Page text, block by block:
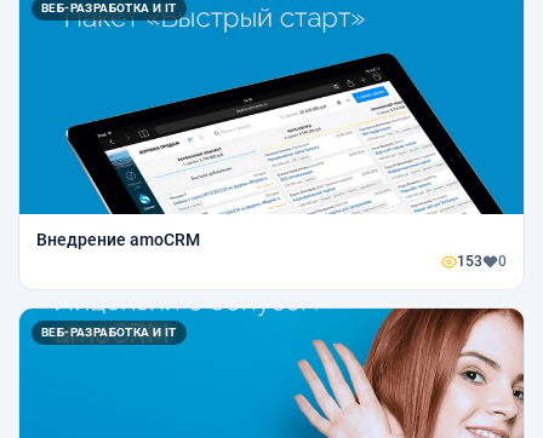
ВЕБ-РАЗРАБОТКА И IT
Внедрение amoCRM
153 0
ВЕБ-РАЗРАБОТКА И IT